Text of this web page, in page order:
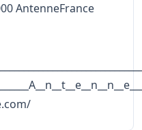
AntenneFrance